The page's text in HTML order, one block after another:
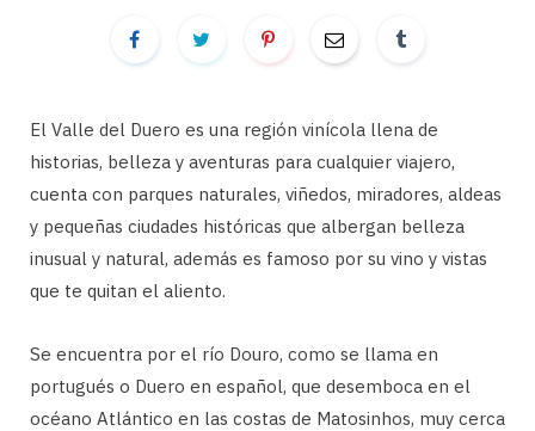
El Valle del Duero es una región vinícola llena de
historias, belleza y aventuras para cualquier viajero,
cuenta con parques naturales, viñedos, miradores, aldeas
y pequeñas ciudades históricas que albergan belleza
inusual y natural, además es famoso por su vino y vistas
que te quitan el aliento.
Se encuentra por el río Douro, como se llama en
portugués o Duero en español, que desemboca en el
océano Atlántico en las costas de Matosinhos, muy cerca